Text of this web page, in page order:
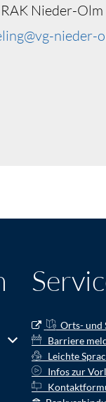
Nieder-Olm
nieder-
auszublenden
Orts- und
Barriere
Leichte
Infos zur